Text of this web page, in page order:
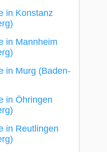
in Konstanz
in Mannheim
in Murg (Baden-
in Öhringen
in Reutlingen